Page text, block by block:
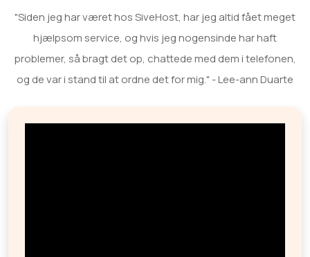
"Siden jeg har været hos SiveHost, har jeg altid fået meget
hjælpsom service, og hvis jeg nogensinde har haft
problemer, så bragt det op, chattede med dem i telefonen,
og de var i stand til at ordne det for mig." - Lee-ann Duarte